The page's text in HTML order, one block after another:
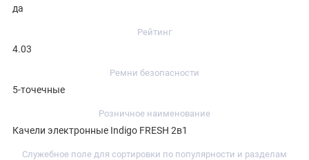
да
Рейтинг
4.03
Ремни безопасности
5-точечные
Розничное наименование
Качели электронные Indigo FRESH 2в1
Служебное поле для сортировки по популярности и разделам